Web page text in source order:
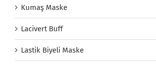
Kumaş Maske
Lacivert Buff
Lastik Biyeli Maske